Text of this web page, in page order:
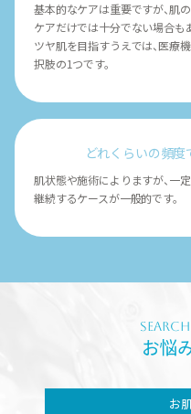
基本的なケアは重要ですが、肌
ケアだけでは十分でない場合も
ツヤ肌を目指すうえでは、医療
択肢の1つです。
どれくらいの頻
肌状態や施術によりますが、一
継続するケースが一般的です。
お悩
お